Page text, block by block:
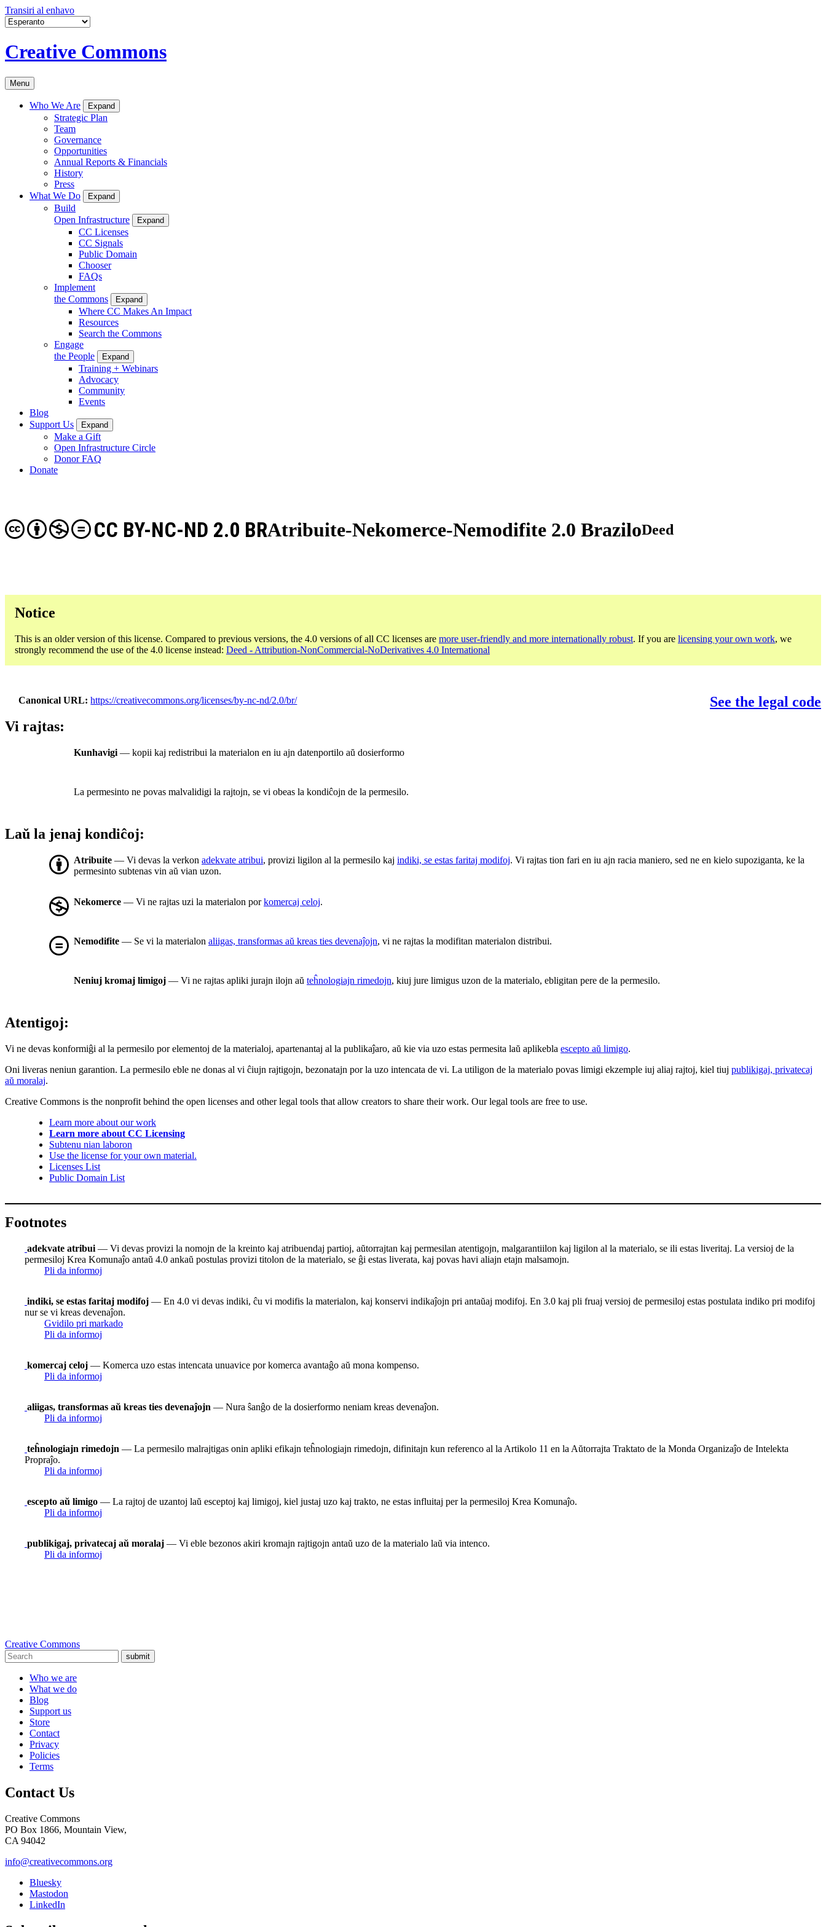
Transiri al enhavo
Creative Commons
Menu
Who We Are Expand
Strategic Plan
Team
Governance
Opportunities
Annual Reports & Financials
History
Press
What We Do
Expand
Build
Open Infrastructure
Expand
CC Licenses
CC Signals
Public Domain
Chooser
FAQs
Implement
the Commons
Expand
Where CC Makes An Impact
Resources
Search the Commons
Engage
the People
Expand
Training + Webinars
Advocacy
Community
Events
Blog
Support Us
Expand
Make a Gift
Open Infrastructure Circle
Donor FAQ
Donate
Atribuite-Nekomerce-Nemodifite 2.0 Brazilo
CC BY-NC-ND 2.0 BR Deed
Notice
This is an older version of this license. Compared to previous versions, the 4.0 versions of all CC licenses are more user-friendly and more internationally robust. If you are licensing your own work, we
strongly recommend the use of the 4.0 license instead: Deed - Attribution-NonCommercial-NoDerivatives 4.0 International
Canonical URL https://creativecommons.org/licenses/by-nc-nd/2.0/br/
See the legal code
Vi rajtas:
Kunhavigi — kopii kaj redistribui la materialon en iu ajn datenportilo aŭ dosierformo
La permesinto ne povas malvalidigi la rajtojn, se vi obeas la kondiĉojn de la permesilo.
Laŭ la jenaj kondiĉoj:
Atribuite — Vi devas la verkon adekvate atribui, provizi ligilon al la permesilo kaj indiki, se estas faritaj modifoj. Vi rajtas tion fari en iu ajn racia maniero, sed ne en kielo supoziganta, ke la
permesinto subtenas vin aŭ vian uzon.
Nekomerce — Vi ne rajtas uzi la materialon porkomercaj celoj.
Nemodifite — Se vi la materialon aliigas, transformas aŭ kreas ties devenaĵojn, vi ne rajtas la modifitan materialon distribui.
Neniuj kromaj limigoj — Vi ne rajtas apliki jurajn ilojn aŭ teĥnologiajn rimedojn, kiuj jure limigus uzon de la materialo, ebligitan pere de la permesilo.
Atentigoj:
Vi ne devas konformiĝi al la permesilo por elementoj de la materialoj, apartenantaj al la publikaĵaro, aŭ kie via uzo estas permesita laŭ aplikebla escepto aŭ limigo.
Oni liveras neniun garantion. La permesilo eble ne donas al vi ĉiujn rajtigojn, bezonatajn por la uzo intencata de vi. La utiligon de la materialo povas limigi ekzemple iuj aliaj rajtoj, kiel tiuj publikigaj, privatecaj
aŭ moralaj.
Creative Commons is the nonprofit behind the open licenses and other legal tools that allow creators to share their work. Our legal tools are free to use.
Learn more about our work
Learn more about CC Licensing
Subtenu nian laboron
Use the license for your own material.
Licenses List
Public Domain List
Footnotes
adekvate atribui — Vi devas provizi la nomojn de la kreinto kaj atribuendaj partioj, aŭtorrajtan kaj permesilan atentigojn, malgarantiilon kaj ligilon al la materialo, se ili estas liveritaj. La versioj de la
permesiloj Krea Komunaĵo antaŭ 4.0 ankaŭ postulas provizi titolon de la materialo, se ĝi estas liverata, kaj povas havi aliajn etajn malsamojn.
Pli da informoj
indiki, se estas faritaj modifoj — En 4.0 vi devas indiki, ĉu vi modifis la materialon, kaj konservi indikaĵojn pri antaŭaj modifoj. En 3.0 kaj pli fruaj versioj de permesiloj estas postulata indiko pri modifoj
nur se vi kreas devenaĵon.
Gvidilo pri markado
Pli da informoj
komercaj celoj — Komerca uzo estas intencata unuavice por komerca avantaĝo aŭ mona kompenso.
Pli da informoj
aliigas, transformas aŭ kreas ties devenaĵojn — Nura ŝanĝo de la dosierformo neniam kreas devenaĵon.
Pli da informoj
teĥnologiajn rimedojn — La permesilo malrajtigas onin apliki efikajn teĥnologiajn rimedojn, difinitajn kun referenco al la Artikolo 11 en la Aŭtorrajta Traktato de la Monda Organizaĵo de Intelekta
Propraĵo.
Pli da informoj
escepto aŭ limigo — La rajtoj de uzantoj laŭ esceptoj kaj limigoj, kiel justaj uzo kaj trakto, ne estas influitaj per la permesiloj Krea Komunaĵo.
Pli da informoj
publikigaj, privatecaj aŭ moralaj — Vi eble bezonos akiri kromajn rajtigojn antaŭ uzo de la materialo laŭ via intenco.
Pli da informoj
Creative Commons
submit
Who we are
What we do
Blog
Support us
Store
Contact
Privacy
Policies
Terms
Contact Us
Creative Commons
PO Box 1866, Mountain View,
CA 94042
info@creativecommons.org
Bluesky
Mastodon
LinkedIn